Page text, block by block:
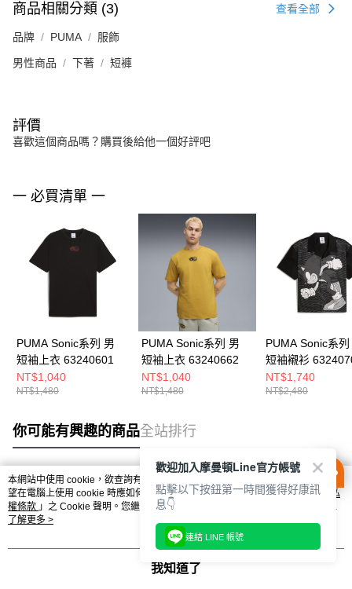
商品相關分類 (3) 查看全部
品牌 PUMA 服飾
男性商品 下著 短褲
評價
喜歡這個商品嗎？購買後給他一個好評吧
一 必買清單 一
PUMA Sonic系列 男
短袖上衣 63240601
NT$1,040
NT$1,480
PUMA Sonic系列 男
短袖上衣 63240662
NT$1,040
NT$1,480
PUMA Sonic系列
短袖襯衫
NT$1,740
NT$2,480
你可能有興趣的商品全站排行
熱門標籤
本網站中使用 cookie，欲查詢有關本網站使用 cookie 方式之詳情，及若您不希
望在電腦上使用 cookie 時應如何變更電腦的 cookie 設定，請參閱本網站「
隱私
權條款 」之 Cookie 聲明。您繼續使用本網站即表示您同意本公司得按本網站使
用條款之 Cookie 聲明使用 cookie。
了解更多 >
我知道了
歡迎加入摩曼頓Line官方帳號
點擊以下按鈕第一時間獲得好康訊
息👇
連結 LINE 帳號